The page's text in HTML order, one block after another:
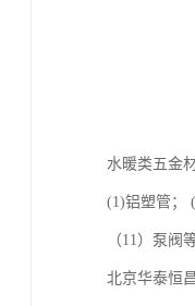
水暖类五金
(1)铝塑管；
（11）泵阀
北京华泰恒